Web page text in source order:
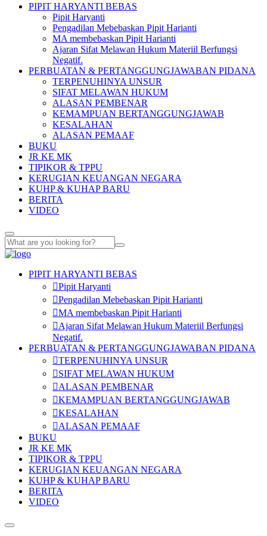
PIPIT HARYANTI BEBAS
Pipit Haryanti
Pengadilan Mebebaskan Pipit Harianti
MA membebaskan Pipit Harianti
Ajaran Sifat Melawan Hukum Materiil Berfungsi
Negatif.
PERBUATAN & PERTANGGUNGJAWABAN PIDANA
TERPENUHINYA UNSUR
SIFAT MELAWAN HUKUM
ALASAN PEMBENAR
KEMAMPUAN BERTANGGUNGJAWAB
KESALAHAN
ALASAN PEMAAF
BUKU
JR KE MK
TIPIKOR & TPPU
KERUGIAN KEUANGAN NEGARA
KUHP & KUHAP BARU
BERITA
VIDEO
PIPIT HARYANTI BEBAS
Pipit Haryanti
Pengadilan Mebebaskan Pipit Harianti
MA membebaskan Pipit Harianti
Ajaran Sifat Melawan Hukum Materiil Berfungsi
Negatif.
PERBUATAN & PERTANGGUNGJAWABAN PIDANA
TERPENUHINYA UNSUR
SIFAT MELAWAN HUKUM
ALASAN PEMBENAR
KEMAMPUAN BERTANGGUNGJAWAB
KESALAHAN
ALASAN PEMAAF
BUKU
JR KE MK
TIPIKOR & TPPU
KERUGIAN KEUANGAN NEGARA
KUHP & KUHAP BARU
BERITA
VIDEO